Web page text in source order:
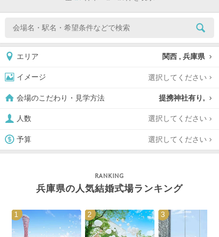
エリア 関西 , 兵庫県
イメージ 選択してください
会場のこだわり・見学方法 提携神社有り,
人数 選択してください
予算 選択してください
兵庫県の人気結婚式場ランキング
1 2 3